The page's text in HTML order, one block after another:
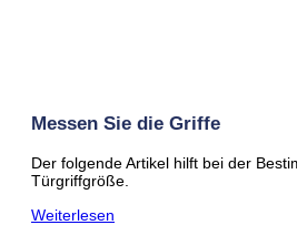
Messen Sie die Griffe
Der folgende Artikel hilft bei der
Türgriffgröße.
Weiterlesen